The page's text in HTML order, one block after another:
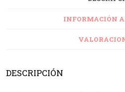
INFORMACIÓN
DESCRIPCIÓN